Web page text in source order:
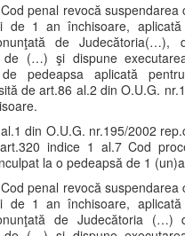
penal revocă suspendarea
de 1 an închisoare,
de Judecătoria(…),
de (…) şi dispune
pedeapsa aplicată
de art.86 al.2 din O.U.G.
din O.U.G. nr.195/2002
indice 1 al.7 Cod
la o pedeapsă de 1
penal revocă suspendarea
de 1 an închisoare,
de Judecătoria (…)